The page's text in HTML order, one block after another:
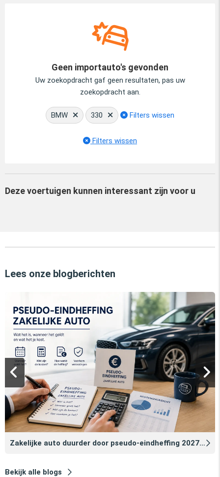
Geen importauto's gevonden
Uw zoekopdracht gaf geen resultaten, pas uw
zoekopdracht aan.
BMW 330 Filters wissen
Filters wissen
Deze voertuigen kunnen interessant zijn voor u
Lees onze blogberichten
Zakelijke auto duurder door pseudo‑eindheffing 2027: zo voorkomt u dat
Bekijk alle blogs